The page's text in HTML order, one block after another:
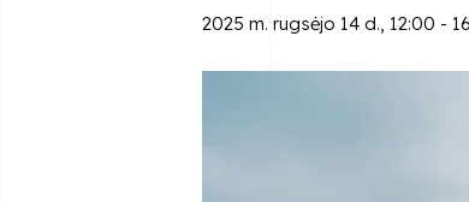
2025 m. rugsėjo 14 d., 12:00 -